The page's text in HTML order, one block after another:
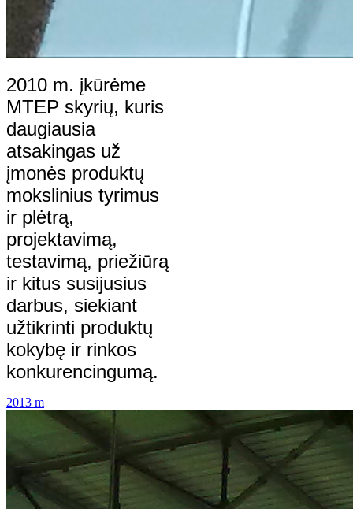
2010 m. įkūrėme
MTEP skyrių, kuris
daugiausia
atsakingas už
įmonės produktų
mokslinius tyrimus
ir plėtrą,
projektavimą,
testavimą, priežiūrą
ir kitus susijusius
darbus, siekiant
užtikrinti produktų
kokybę ir rinkos
konkurencingumą.
2013 m